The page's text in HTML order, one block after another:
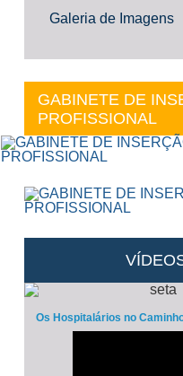
Galeria de Imagens
GABINETE DE
PROFISSIONAL
Os Hospitalários no